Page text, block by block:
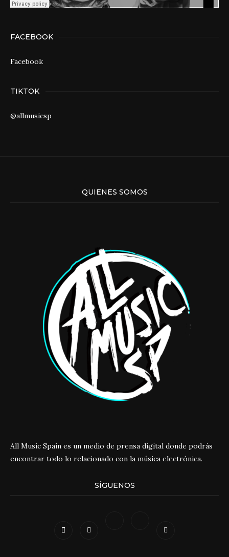
FACEBOOK
Facebook
TIKTOK
@allmusicsp
QUIENES SOMOS
All Music Spain es un medio de prensa digital donde podrás
encontrar todo lo relacionado con la música electrónica.
SÍGUENOS